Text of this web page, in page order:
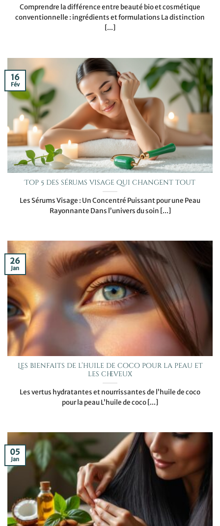
Comprendre la différence entre beauté bio et cosmétique
conventionnelle : ingrédients et formulations La distinction
[...]
Top 5 des sérums visage qui changent tout
Les Sérums Visage : Un Concentré Puissant pour une Peau
Rayonnante Dans l’univers du soin [...]
16
Fév
Les bienfaits de l’huile de coco pour la peau et
les cheveux
Les vertus hydratantes et nourrissantes de l’huile de coco
pour la peau L’huile de coco [...]
26
Jan
05
Jan